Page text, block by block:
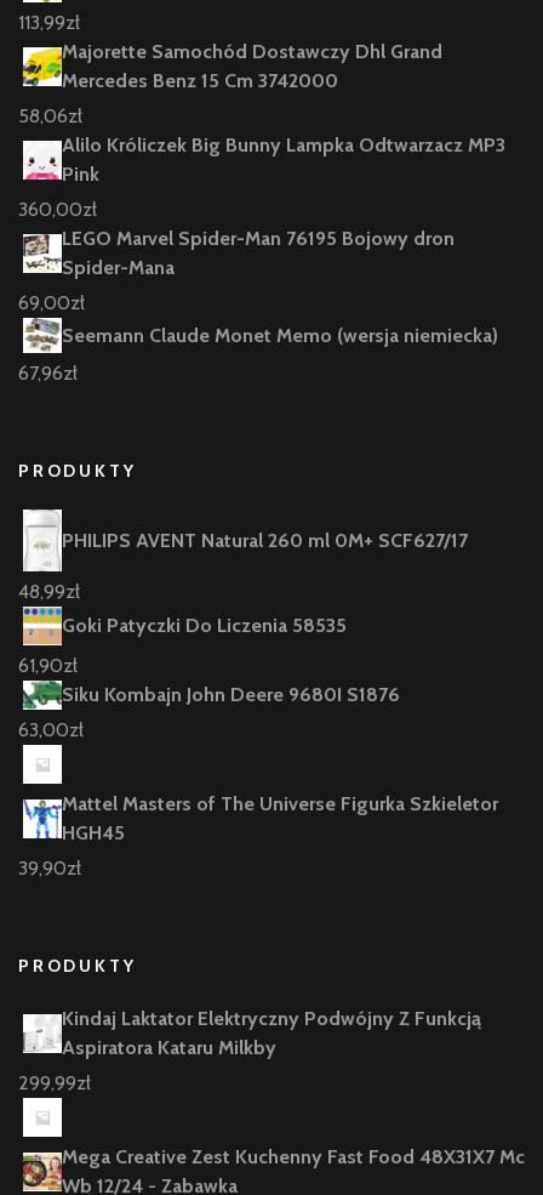
113,99zł
Majorette Samochód Dostawczy Dhl Grand
Mercedes Benz 15 Cm 3742000
58,06zł
Alilo Króliczek Big Bunny Lampka Odtwarzacz MP3
Pink
360,00zł
LEGO Marvel Spider-Man 76195 Bojowy dron
Spider-Mana
69,00zł
Seemann Claude Monet Memo (wersja niemiecka)
67,96zł
PRODUKTY
PHILIPS AVENT Natural 260 ml 0M+ SCF627/17
48,99zł
Goki Patyczki Do Liczenia 58535
61,90zł
Siku Kombajn John Deere 9680I S1876
63,00zł
Mattel Masters of The Universe Figurka Szkieletor
HGH45
39,90zł
PRODUKTY
Kindaj Laktator Elektryczny Podwójny Z Funkcją
Aspiratora Kataru Milkby
299,99zł
Mega Creative Zest Kuchenny Fast Food 48X31X7 Mc
Wb 12/24 - Zabawka